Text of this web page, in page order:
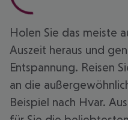
Holen Sie das meiste
Auszeit heraus und
Entspannung. Reisen
an die
Beispiel nach Hvar.